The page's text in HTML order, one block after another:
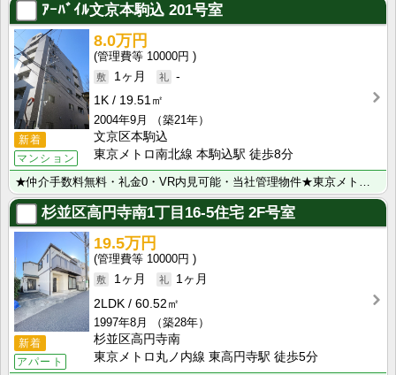
ｱｰﾊﾞｲﾙ文京本駒込 201号室
新着
マンション
8.0万円
10000円
1ヶ月
-
1K
19.51㎡
2004年9月
（築21年）
文京区本駒込
東京メトロ南北線 本駒込駅 徒歩8分
杉並区高円寺南1丁目16-5住宅 2F号室
新着
アパート
19.5万円
10000円
1ヶ月
1ヶ月
2LDK
60.52㎡
1997年8月
（築28年）
杉並区高円寺南
東京メトロ丸ノ内線 東高円寺駅 徒歩5分